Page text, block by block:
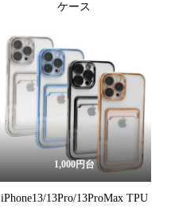
ケース
1,000円台
iPhone13/13Pro/13ProMax TPU